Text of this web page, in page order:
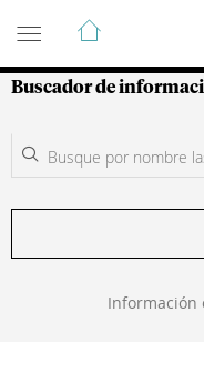
Guía de
Buscador de
Información